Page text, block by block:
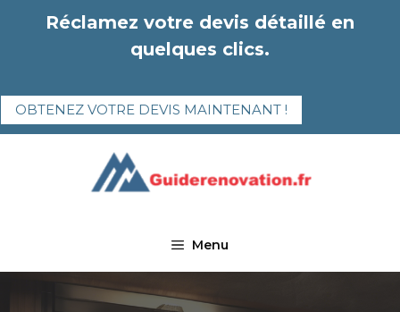
Réclamez votre devis détaillé en
quelques clics.
OBTENEZ VOTRE DEVIS MAINTENANT !
Menu